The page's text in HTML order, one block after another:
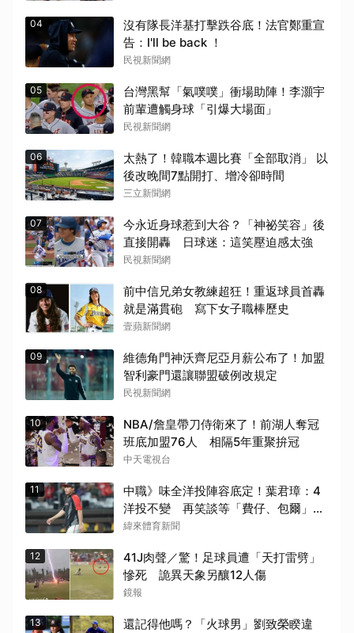
04
沒有隊長洋基打擊跌谷底！法官鄭重宣
告：I'll be back ！
民視新聞網
05
台灣黑幫「氣噗噗」衝場助陣！李灝宇
前輩遭觸身球「引爆大場面」
民視新聞網
06
太熱了！韓職本週比賽「全部取消」 以
後改晚間7點開打、增冷卻時間
三立新聞網
07
今永近身球惹到大谷？「神祕笑容」後
直接開轟 日球迷：這笑壓迫感太強
民視新聞網
08
前中信兄弟女教練超狂！重返球員首轟
就是滿貫砲 寫下女子職棒歷史
壹蘋新聞網
09
維德角門神沃齊尼亞月薪公布了！加盟
智利豪門還讓聯盟破例改規定
民視新聞網
10
NBA/詹皇帶刀侍衛來了！前湖人奪冠
班底加盟76人 相隔5年重聚拚冠
中天電視台
11
中職》味全洋投陣容底定！葉君璋：4
洋投不變 再笑談等「費仔、包爾」報
到
緯來體育新聞
12
41J肉聲／驚！足球員遭「天打雷劈」
慘死 詭異天象另釀12人傷
鏡報
13
還記得他嗎？「火球男」劉致榮睽違